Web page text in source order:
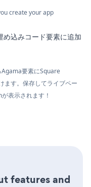
create your app
込みコード要素に追加
要素にSquare
ます。保存してライブペー
表示されます！
features and